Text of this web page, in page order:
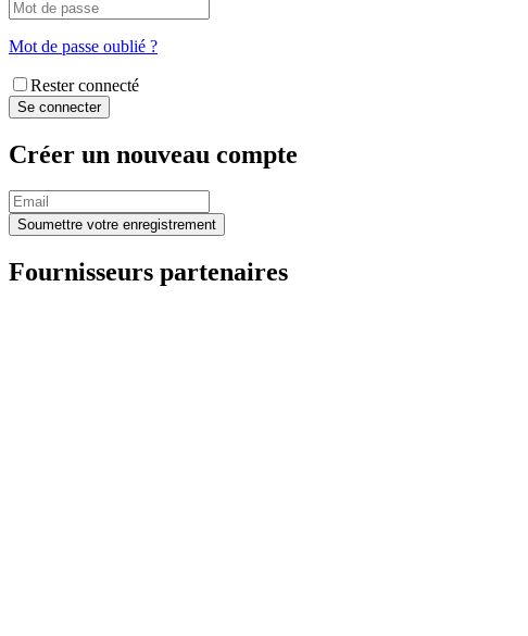
Mot de passe oublié ?
Rester connecté
Créer un nouveau compte
Fournisseurs partenaires